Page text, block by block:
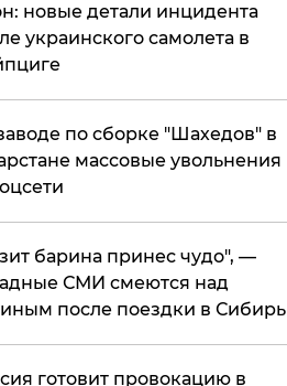
новые детали инцидента
украинского самолета в
по сборке "Шахедов" в
массовые увольнения
барина принес чудо", —
СМИ смеются над
после поездки в Сибирь
готовит провокацию в